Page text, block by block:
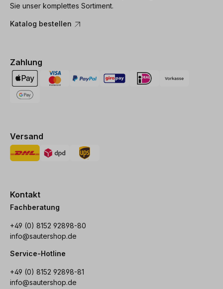
Sie unser komplettes Sortiment.
Katalog bestellen
Zahlung
Versand
Kontakt
Fachberatung
+49 (0) 8152 92898-80
info@sautershop.de
Service-Hotline
+49 (0) 8152 92898-81
info@sautershop.de